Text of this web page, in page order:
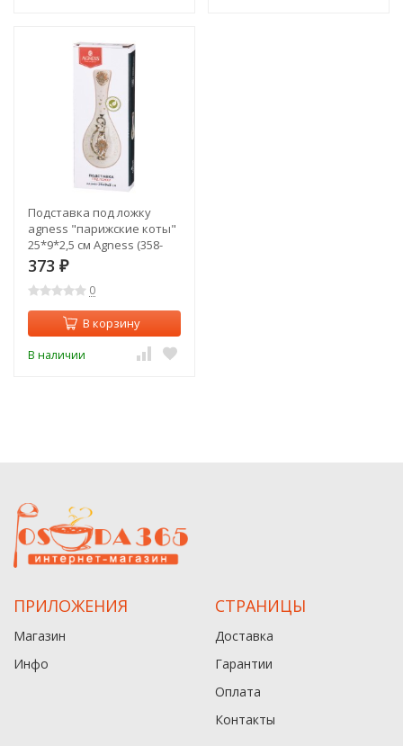
Подставка под ложку
agness "парижские коты"
25*9*2,5 см Agness (358-
1906)
373 ₽
0
В корзину
В наличии
ПРИЛОЖЕНИЯ
Магазин
Инфо
СТРАНИЦЫ
Доставка
Гарантии
Оплата
Контакты